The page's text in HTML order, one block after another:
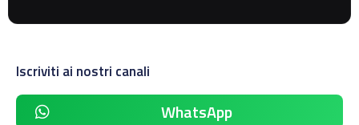
Iscriviti ai nostri canali
WhatsApp